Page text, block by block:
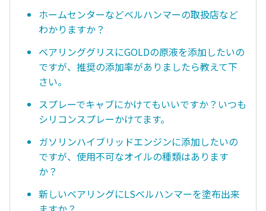
ホームセンターなどベルハンマーの取扱店など
わかりますか？
ベアリンググリスにGOLDの原液を添加したいの
ですが、推奨の添加率がありましたら教えて下
さい。
スプレーでキャブにかけてもいいですか？いつも
シリコンスプレーかけてます。
ガソリンハイブリッドエンジンに添加したいの
ですが、使用不可なオイルの種類はあります
か？
新しいベアリングにLSベルハンマーを塗布出来